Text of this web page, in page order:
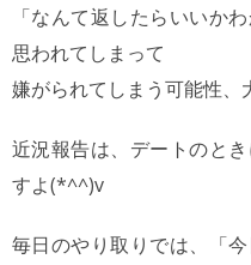
「なんて返したらいいか
思われてしまって
嫌がられてしまう可能性、
近況報告は、デートのと
すよ(*^^)v
毎日のやり取りでは、「